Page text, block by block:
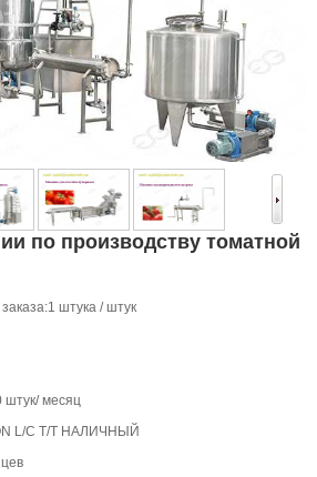
по производству томатной
штука / штук
штук/ месяц
L/C T/T НАЛИЧНЫЙ